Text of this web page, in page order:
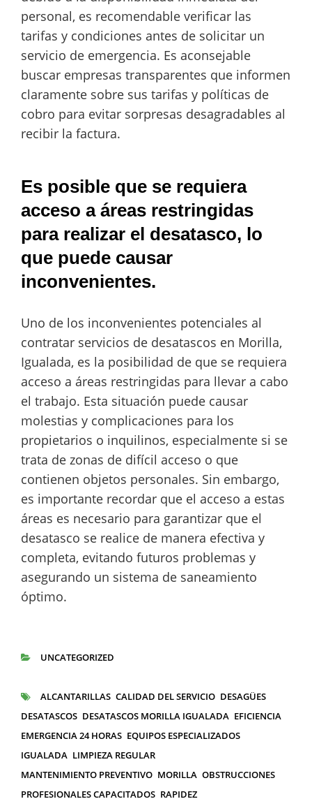
personal, es recomendable verificar las
tarifas y condiciones antes de solicitar un
servicio de emergencia. Es aconsejable
buscar empresas transparentes que informen
claramente sobre sus tarifas y políticas de
cobro para evitar sorpresas desagradables al
recibir la factura.
Es posible que se requiera
acceso a áreas restringidas
para realizar el desatasco, lo
que puede causar
inconvenientes.
Uno de los inconvenientes potenciales al
contratar servicios de desatascos en Morilla,
Igualada, es la posibilidad de que se requiera
acceso a áreas restringidas para llevar a cabo
el trabajo. Esta situación puede causar
molestias y complicaciones para los
propietarios o inquilinos, especialmente si se
trata de zonas de difícil acceso o que
contienen objetos personales. Sin embargo,
es importante recordar que el acceso a estas
áreas es necesario para garantizar que el
desatasco se realice de manera efectiva y
completa, evitando futuros problemas y
asegurando un sistema de saneamiento
óptimo.
UNCATEGORIZED
ETIQUETAS
ALCANTARILLAS CALIDAD DEL SERVICIO DESAGÜES
DESATASCOS DESATASCOS MORILLA IGUALADA EFICIENCIA
EMERGENCIA 24 HORAS EQUIPOS ESPECIALIZADOS
IGUALADA LIMPIEZA REGULAR
MANTENIMIENTO PREVENTIVO MORILLA OBSTRUCCIONES
PROFESIONALES CAPACITADOS RAPIDEZ